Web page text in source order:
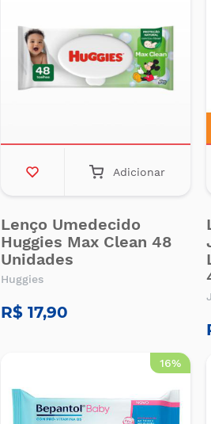
Adicionar
Lenço Umedecido
Huggies Max Clean 48
Unidades
Huggies
R$ 17,90
16%